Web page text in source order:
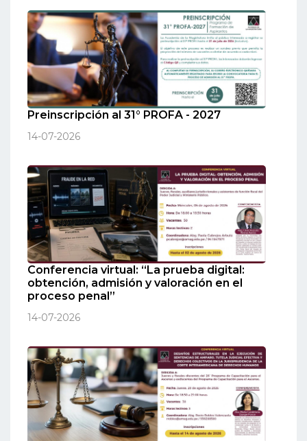
Preinscripción al 31° PROFA - 2027
14-07-2026
Conferencia virtual: “La prueba digital:
obtención, admisión y valoración en el
proceso penal”
14-07-2026